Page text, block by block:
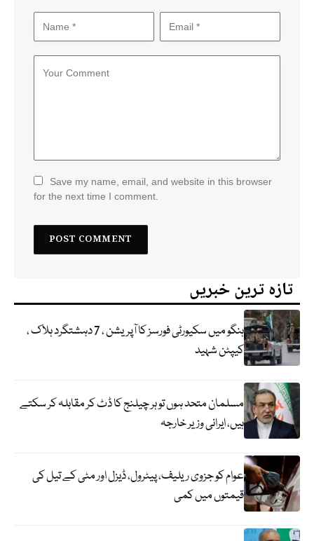
Save my name, email, and website in this browser
for the next time I comment.
تازہ ترین خبریں
ہنگو میں سکیورٹی فورسز کا آپریشن ، 7 دہشتگرد ہلاک ،
کیپٹن شہید
مسلمان متحد ہوں تو ہر چیلنج کا ڈٹ کر مقابلہ کر سکتے
ہیں، ایرانی وزیر خارجہ
عوام کو جزوی ریلیف، پیٹرول، ڈیزل اور مٹی کے تیل کی
قیمتوں میں کمی